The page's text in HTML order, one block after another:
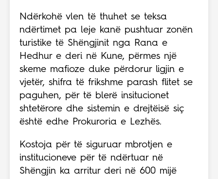
Ndërkohë vlen të thuhet se teksa
ndërtimet pa leje kanë pushtuar zonën
turistike të Shëngjinit nga Rana e
Hedhur e deri në Kune, përmes një
skeme mafioze duke përdorur ligjin e
vjetër, shifra të frikshme parash flitet se
paguhen, për të blerë insitucionet
shtetërore dhe sistemin e drejtëisë siç
është edhe Prokuroria e Lezhës.
Kostoja për të siguruar mbrotjen e
institucioneve për të ndërtuar në
Shëngjin ka arritur deri në 600 mijë